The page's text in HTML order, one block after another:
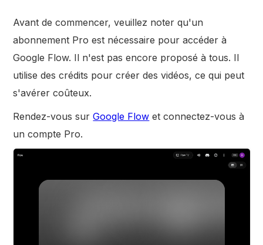
Avant de commencer, veuillez noter qu'un
abonnement Pro est nécessaire pour accéder à
Google Flow. Il n'est pas encore proposé à tous. Il
utilise des crédits pour créer des vidéos, ce qui peut
s'avérer coûteux.
Rendez-vous surGoogle Flow et connectez-vous à
un compte Pro.